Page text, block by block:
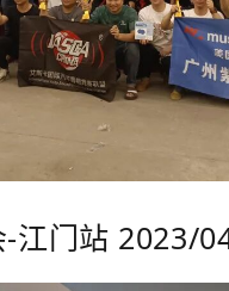
江门站 2023/